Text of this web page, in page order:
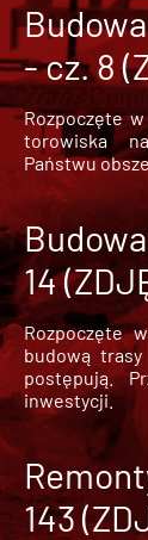
- cz. 8
Rozpoczęte
torowiska
Państwu
14
Rozpoczęte
budową
postępują.
inwestycji.
143